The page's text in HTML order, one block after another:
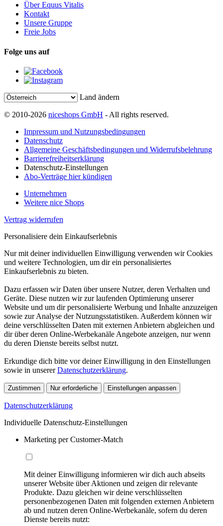
Über Equus Vitalis
Kontakt
Unsere Gruppe
Freie Jobs
Folge uns auf
Land ändern
© 2010-2026 niceshops GmbH - All rights reserved.
Impressum und Nutzungsbedingungen
Datenschutz
Allgemeine Geschäftsbedingungen und Widerrufsbelehrung
Barrierefreiheitserklärung
Datenschutz-Einstellungen
Abo-Verträge hier kündigen
Unternehmen
Weitere nice Shops
Vertrag widerrufen
Personalisiere dein Einkaufserlebnis
Nur mit deiner individuellen Einwilligung verwenden wir Cookies
und weitere Technologien, um dir ein personalisiertes
Einkaufserlebnis zu bieten.
Dazu erfassen wir Daten über unsere Nutzer, deren Verhalten und
Geräte. Diese nutzen wir zur laufenden Optimierung unserer
Website und um dir personalisierte Werbung und Inhalte anzuzeigen
sowie zur Analyse der Nutzungsstatistiken. Außerdem können wir
deine verschlüsselten Daten mit externen Anbietern abgleichen und
dir über deren Online-Werbekanäle Angebote anzeigen, nur wenn
du deren Dienste bereits selbst nutzt.
Erkundige dich bitte vor deiner Einwilligung in den Einstellungen
sowie in unsererDatenschutzerklärung.
Zustimmen Nur erforderliche Einstellungen anpassen
Datenschutzerklärung
Individuelle Datenschutz-Einstellungen
Marketing per Customer-Match
Mit deiner Einwilligung informieren wir dich auch abseits
unserer Website über Aktionen und zeigen dir relevante
Produkte. Dazu gleichen wir deine verschlüsselten
personenbezogenen Daten mit folgenden externen Anbietern
ab und nutzen deren Online-Werbekanäle, sofern du deren
Dienste bereits nutzt: